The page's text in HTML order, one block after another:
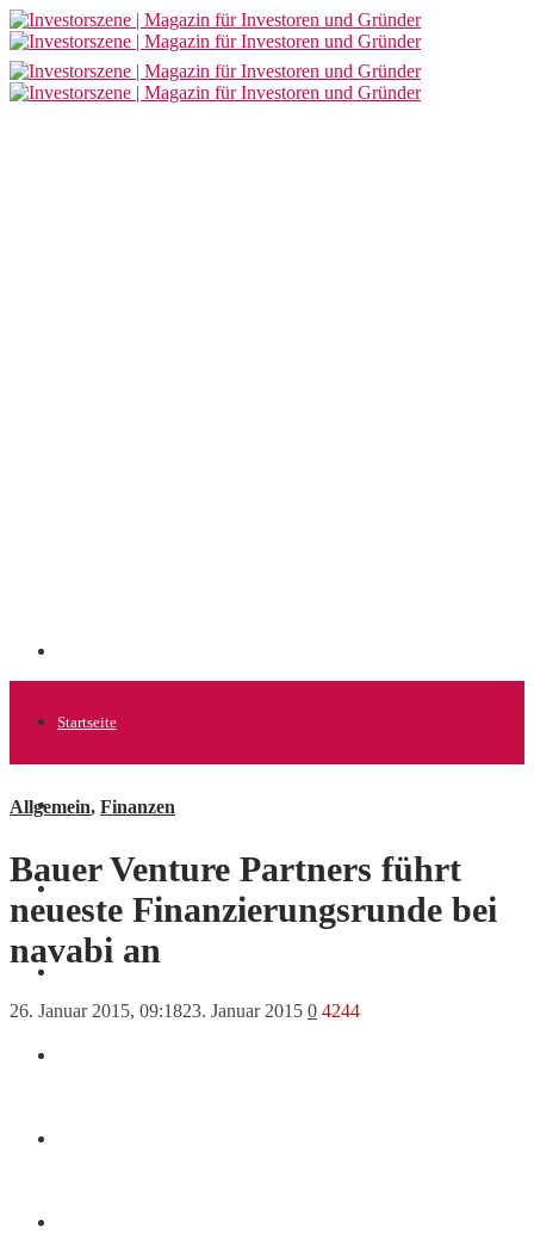
Startseite
Allgemein
Allgemein, Finanzen
Bauer Venture Partners führt
neueste Finanzierungsrunde bei
navabi an
26. Januar 2015, 09:1823. Januar 2015 0 4244